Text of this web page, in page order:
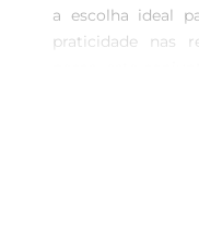
a escolha ideal
praticidade nas
mesa com um